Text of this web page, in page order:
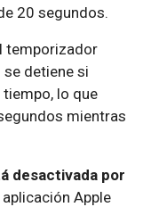
20 segundos.
temporizador
detiene si
lo que
mientras
desactivada por
Apple